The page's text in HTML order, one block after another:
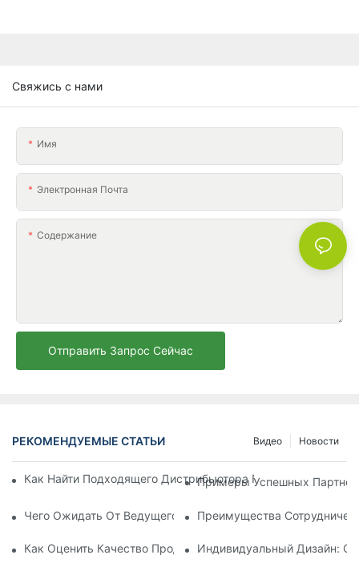
Свяжись с нами
Имя
Электронная Почта
Содержание
Отправить Запрос Сейчас
РЕКОМЕНДУЕМЫЕ СТАТЬИ Новости
Видео
Как Найти Подходящего Дистрибьютора Пляжных Зонтов
Примеры Успешных
Чего Ожидать От Ведущего Производителя Шезлонгов
Преимущества
Как Оценить Качество Продукции Фабрики По
Индивидуальный Дизайн: